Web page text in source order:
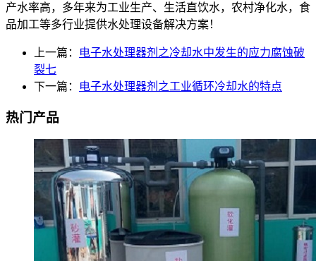
产水率高，多年来为工业生产、生活直饮水，农村净化水，食
品加工等多行业提供水处理设备解决方案！
上一篇：
电子水处理器剂之冷却水中发生的应力腐蚀破
裂七
下一篇：
电子水处理器剂之工业循环冷却水的特点
热门产品